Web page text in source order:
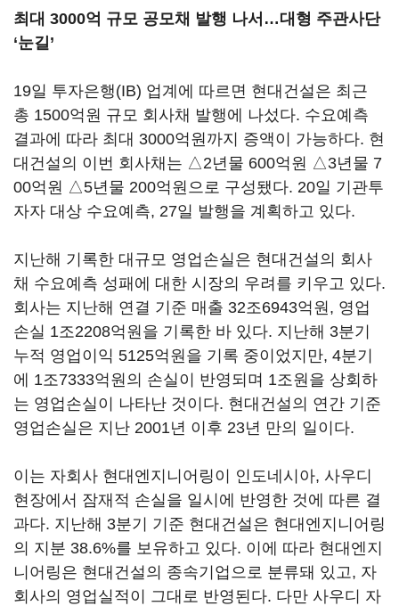
최대 3000억 규모 공모채 발행 나서…대형 주관사단
‘눈길’
19일 투자은행(IB) 업계에 따르면 현대건설은 최근
총 1500억원 규모 회사채 발행에 나섰다. 수요예측
결과에 따라 최대 3000억원까지 증액이 가능하다. 현
대건설의 이번 회사채는 △2년물 600억원 △3년물 7
00억원 △5년물 200억원으로 구성됐다. 20일 기관투
자자 대상 수요예측, 27일 발행을 계획하고 있다.
지난해 기록한 대규모 영업손실은 현대건설의 회사
채 수요예측 성패에 대한 시장의 우려를 키우고 있다.
회사는 지난해 연결 기준 매출 32조6943억원, 영업
손실 1조2208억원을 기록한 바 있다. 지난해 3분기
누적 영업이익 5125억원을 기록 중이었지만, 4분기
에 1조7333억원의 손실이 반영되며 1조원을 상회하
는 영업손실이 나타난 것이다. 현대건설의 연간 기준
영업손실은 지난 2001년 이후 23년 만의 일이다.
이는 자회사 현대엔지니어링이 인도네시아, 사우디
현장에서 잠재적 손실을 일시에 반영한 것에 따른 결
과다. 지난해 3분기 기준 현대건설은 현대엔지니어링
의 지분 38.6%를 보유하고 있다. 이에 따라 현대엔지
니어링은 현대건설의 종속기업으로 분류돼 있고, 자
회사의 영업실적이 그대로 반영된다. 다만 사우디 자